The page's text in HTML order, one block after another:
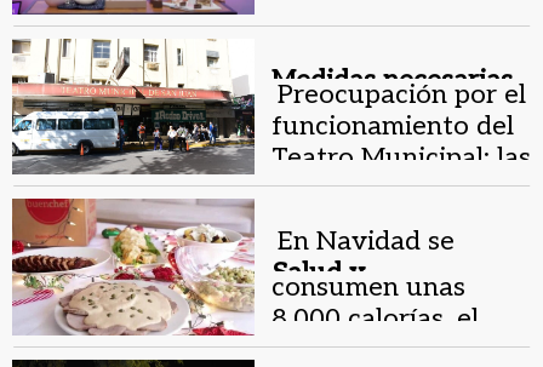
Medidas necesarias.
Preocupación por el
funcionamiento del
Teatro Municipal: las
obras claves que
Salud y
alimentación.
En Navidad se
consumen unas
8.000 calorías, el
cuádruple de un día